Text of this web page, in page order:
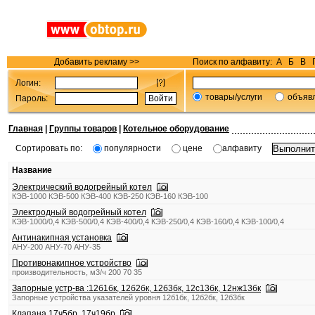
Добавить рекламу >> Поиск по алфавиту: А Б В
Логин:
Пароль:
товары/услуги
Главная Группы товаров
Котельное оборудование
Сортировать по:
популярности цене алфавиту
Название
Электрический водогрейный котел
КЭВ-1000 КЭВ-500 КЭВ-400 КЭВ-250 КЭВ-160 КЭВ-100
Электродный водогрейный котел
КЭВ-1000/0,4 КЭВ-500/0,4 КЭВ-400/0,4 КЭВ-250/0,4 КЭВ-160/0,4 КЭВ-100/0,4
Антинакипная установка
АНУ-200 АНУ-70 АНУ-35
Противонакипное устройство
производительность, м3/ч 200 70 35
Запорные устр-ва :12б1бк, 12б2бк, 12б3бк, 12с13бк, 12нж13бк
Запорные устройства указателей уровня 12б1бк, 12б2бк, 12б3бк